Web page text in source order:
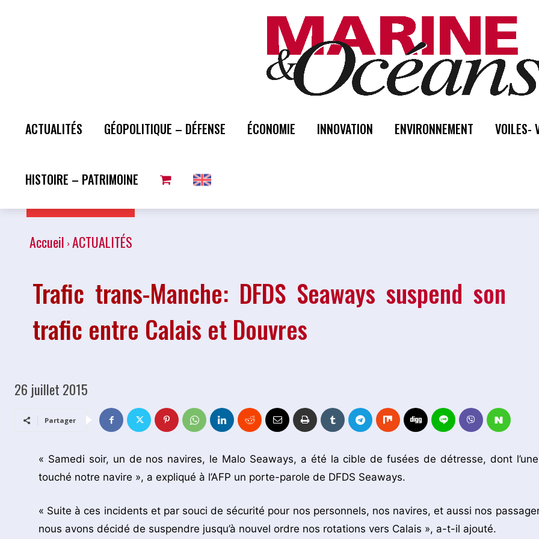
ACTUALITÉS GÉOPOLITIQUE – DÉFENSE ÉCONOMIE INNOVATION ENVIRONNEMENT VOILES-
HISTOIRE – PATRIMOINE
Accueil ACTUALITÉS
Trafic trans-Manche: DFDS Seaways suspend son
trafic entre Calais et Douvres
26 juillet 2015
Partager
« Samedi soir, un de nos navires, le Malo Seaways, a été la cible de fusées de détresse, dont
touché notre navire », a expliqué à l’AFP un porte-parole de DFDS Seaways.
« Suite à ces incidents et par souci de sécurité pour nos personnels, nos navires, et aussi nos
nous avons décidé de suspendre jusqu’à nouvel ordre nos rotations vers Calais », a-t-il ajouté.